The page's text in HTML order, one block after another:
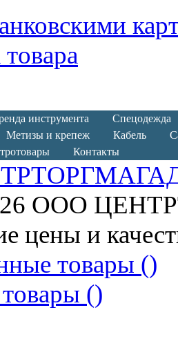
инструмента
Спецодежда
Метизы и крепеж Кабель
Контакты
ООО
цены и
товары ()
()